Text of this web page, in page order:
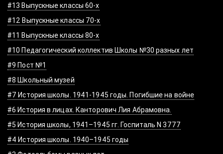
#13 Выпускные классы 60-х
#12 Выпускные классы 70-х
#11 Выпускные классы 80-х
#10 Педагогический коллектив Школы №30 разных лет
#9 Пост №1
#8 Школьный музей
#7 История школы. 1941-1945 годы. Погибшие на войне
#6 История в лицах. Канторович Лия Абрамовна.
#5 История школы, 1941–1945 гг. Госпиталь N 3777
#4 История школы. 1940–1945 годы